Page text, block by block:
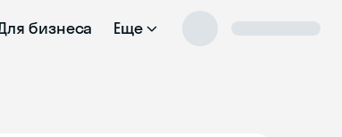
бизнеса Еще